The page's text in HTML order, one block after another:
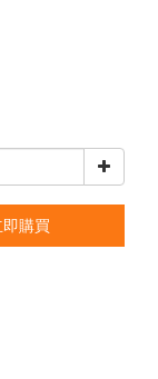
即購買